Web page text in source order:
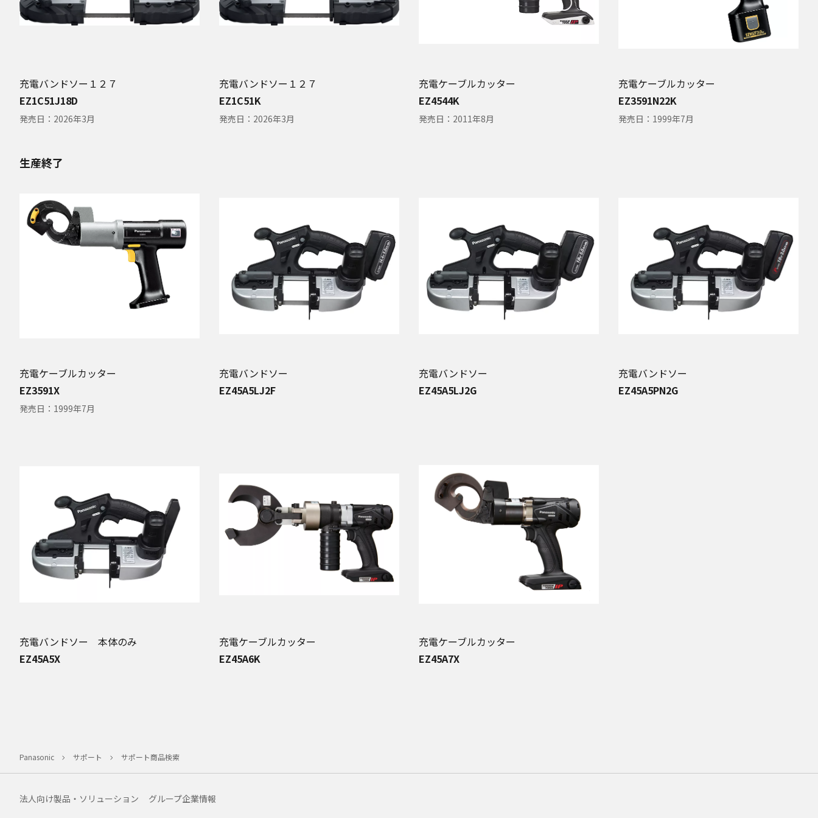
充電バンドソー１２７
EZ1C51J18D
発売日： 2026年3月
充電バンドソー１２７
EZ1C51K
発売日： 2026年3月
充電ケーブルカッター
EZ4544K
発売日： 2011年8月
充電ケーブルカッター
EZ3591N22K
発売日： 1999年7月
生産終了
充電ケーブルカッター
EZ3591X
発売日： 1999年7月
充電バンドソー
EZ45A5LJ2F
充電バンドソー
EZ45A5LJ2G
充電バンドソー
EZ45A5PN2G
充電バンドソー 本体のみ
EZ45A5X
充電ケーブルカッター
EZ45A6K
充電ケーブルカッター
EZ45A7X
Panasonic サポート サポート商品検索
法人向け製品・ソリューション グループ企業情報